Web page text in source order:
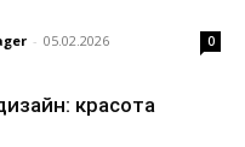
- 05.02.2026 0
красота